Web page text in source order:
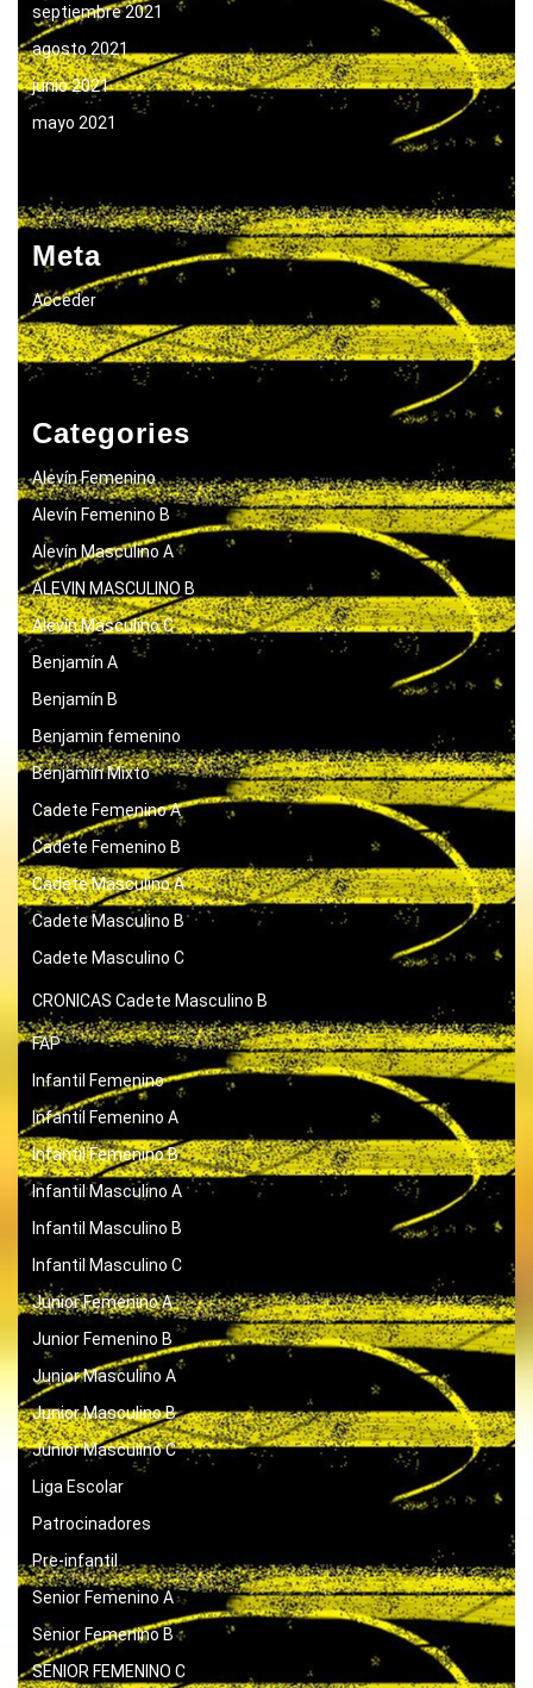
septiembre 2021
agosto 2021
junio 2021
mayo 2021
Meta
Acceder
Categories
Alevín Femenino
Alevín Femenino B
Alevín Masculino A
ALEVIN MASCULINO B
Alevín Masculino C
Benjamín A
Benjamín B
Benjamin femenino
Benjamín Mixto
Cadete Femenino A
Cadete Femenino B
Cadete Masculino A
Cadete Masculino B
Cadete Masculino C
CRONICAS Cadete Masculino B
FAP
Infantil Femenino
Infantil Femenino A
Infantil Femenino B
Infantil Masculino A
Infantil Masculino B
Infantil Masculino C
Junior Femenino A
Junior Femenino B
Junior Masculino A
Junior Masculino B
Junior Masculino C
Liga Escolar
Patrocinadores
Pre-infantil
Senior Femenino A
Senior Femenino B
SENIOR FEMENINO C